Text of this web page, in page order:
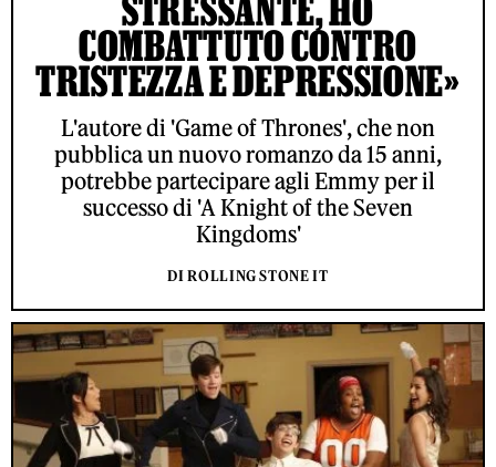
STRESSANTE, HO
COMBATTUTO CONTRO
TRISTEZZA E DEPRESSIONE»
L'autore di 'Game of Thrones', che non
pubblica un nuovo romanzo da 15 anni,
potrebbe partecipare agli Emmy per il
successo di 'A Knight of the Seven
Kingdoms'
DI ROLLING STONE IT